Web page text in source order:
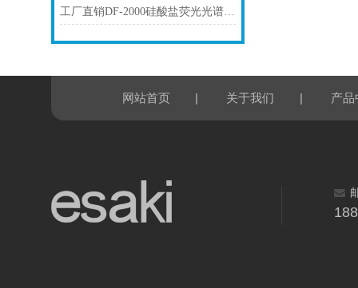
工厂直销DF-2000硅酸盐荧光光谱仪技术参数
网站首页 | 关于我们 | 产品